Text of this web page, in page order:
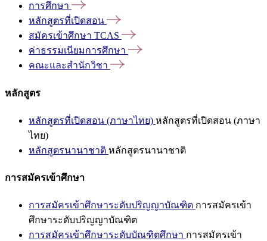
การศึกษา
หลักสูตรที่เปิดสอน
สมัครเข้าศึกษา TCAS
ค่าธรรมเนียมการศึกษา
คณะและสำนักวิชา
หลักสูตร
หลักสูตรที่เปิดสอน (ภาษาไทย) หลักสูตรที่เปิดสอน (ภาษา
ไทย)
หลักสูตรนานาชาติ หลักสูตรนานาชาติ
การสมัครเข้าศึกษา
การสมัครเข้าศึกษาระดับปริญญาบัณฑิต การสมัครเข้า
ศึกษาระดับปริญญาบัณฑิต
การสมัครเข้าศึกษาระดับบัณฑิตศึกษา การสมัครเข้า